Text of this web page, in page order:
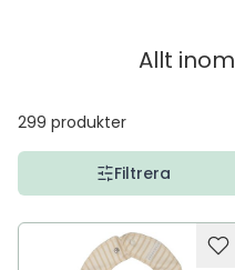
Allt inom
299 produkter
Filtrera